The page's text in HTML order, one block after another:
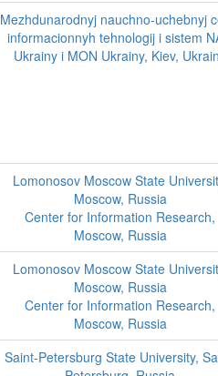
Mezhdunarodnyj nauchno-uchebnyj
informacionnyh tehnologij i sistem
Ukrainy i MON Ukrainy, Kiev,
Lomonosov Moscow State
Moscow, Russia
Center for Information Research,
Moscow, Russia
Lomonosov Moscow State
Moscow, Russia
Center for Information Research,
Moscow, Russia
Saint-Petersburg State University,